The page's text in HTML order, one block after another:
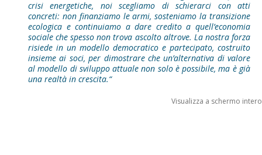
crisi energetiche, noi scegliamo di schierarci con atti
concreti: non finanziamo le armi, sosteniamo la transizione
ecologica e continuiamo a dare credito a quell’economia
sociale che spesso non trova ascolto altrove. La nostra forza
risiede in un modello democratico e partecipato, costruito
insieme ai soci, per dimostrare che un’alternativa di valore
al modello di sviluppo attuale non solo è possibile, ma è già
una realtà in crescita.“
Visualizza a schermo intero